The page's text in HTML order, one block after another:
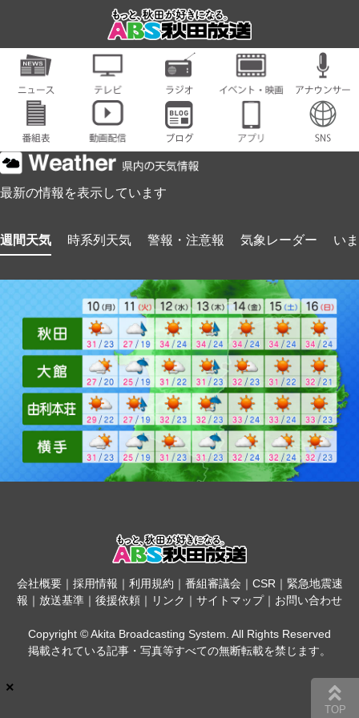
×
最新の情報を表示しています
週間天気 時系列天気 警報・注意報 気象レーダー い
会社概要｜ 採用情報 ｜ 利用規約 ｜ 番組審議会 ｜ CSR｜ 緊急地震速
報 ｜ 放送基準 ｜ 後援依頼 ｜ リンク ｜ サイトマップ｜ お問い合わせ
Copyright © Akita Broadcasting System. All Rights Reserved
掲載されている記事・写真等すべての無断転載を禁じます。